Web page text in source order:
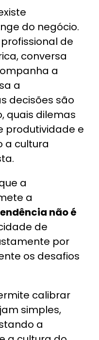
do negócio.
de
conversa
a
a
decisões são
quais dilemas
produtividade e
a cultura
a
a
não é
de
por
os desafios
calibrar
simples,
a